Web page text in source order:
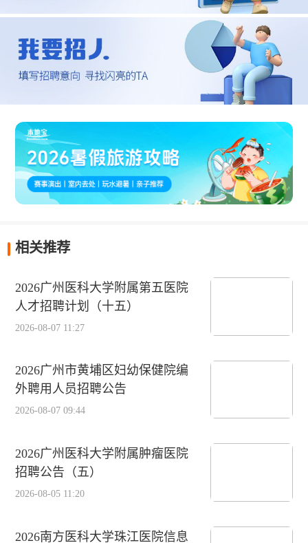
相关推荐
2026广州医科大学附属第五医院
人才招聘计划（十五）
2026-08-07 11:27
2026广州市黄埔区妇幼保健院编
外聘用人员招聘公告
2026-08-07 09:44
2026广州医科大学附属肿瘤医院
招聘公告（五）
2026-08-05 11:20
2026南方医科大学珠江医院信息